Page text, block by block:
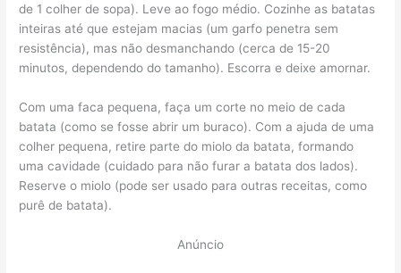
de 1 colher de sopa). Leve ao fogo médio. Cozinhe as batatas
inteiras até que estejam macias (um garfo penetra sem
resistência), mas não desmanchando (cerca de 15-20
minutos, dependendo do tamanho). Escorra e deixe amornar.
Com uma faca pequena, faça um corte no meio de cada
batata (como se fosse abrir um buraco). Com a ajuda de uma
colher pequena, retire parte do miolo da batata, formando
uma cavidade (cuidado para não furar a batata dos lados).
Reserve o miolo (pode ser usado para outras receitas, como
purê de batata).
Anúncio